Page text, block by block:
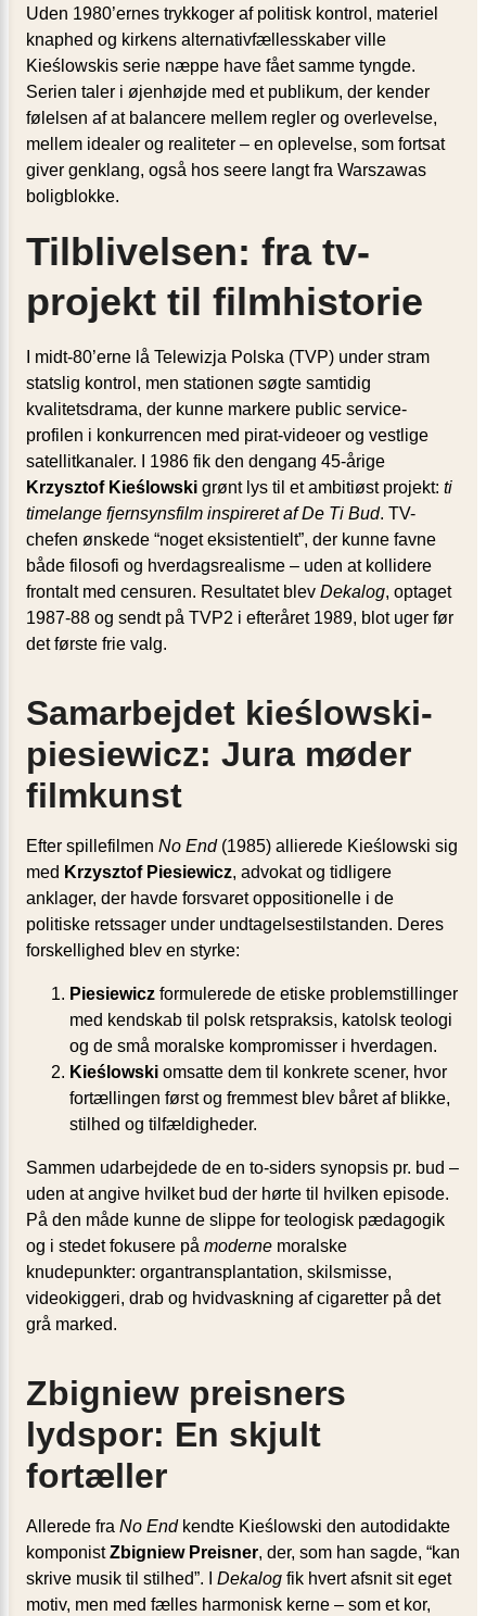
Uden 1980’ernes trykkoger af politisk kontrol, materiel
knaphed og kirkens alternativ­fællesskaber ville
Kieślowskis serie næppe have fået samme tyngde.
Serien taler i øjenhøjde med et publikum, der kender
følelsen af at balancere mellem regler og overlevelse,
mellem idealer og realiteter – en oplevelse, som fortsat
giver genklang, også hos seere langt fra Warszawas
boligblokke.
Tilblivelsen: fra tv-
projekt til filmhistorie
I midt-80’erne lå Telewizja Polska (TVP) under stram
statslig kontrol, men stationen søgte samtidig
kvalitetsdrama, der kunne markere public service-
profilen i konkurrencen med pirat-videoer og vestlige
satellitkanaler. I 1986 fik den dengang 45-årige
Krzysztof Kieślowski grønt lys til et ambitiøst projekt: ti
timelange fjernsynsfilm inspireret af De Ti Bud. TV-
chefen ønskede “noget eksistentielt”, der kunne favne
både filosofi og hverdagsrealisme – uden at kollidere
frontalt med censuren. Resultatet blev Dekalog, optaget
1987-88 og sendt på TVP2 i efteråret 1989, blot uger før
det første frie valg.
Samarbejdet kieślowski-
piesiewicz: Jura møder
filmkunst
Efter spillefilmen No End(1985) allierede Kieślowski sig
med Krzysztof Piesiewicz, advokat og tidligere
anklager, der havde forsvaret oppositionelle i de
politiske retssager under undtagelsestilstanden. Deres
forskellighed blev en styrke:
Piesiewicz formulerede de etiske problemstillinger
med kendskab til polsk retspraksis, katolsk teologi
og de små moralske kompromisser i hverdagen.
Kieślowski omsatte dem til konkrete scener, hvor
fortællingen først og fremmest blev båret af blikke,
stilhed og tilfældigheder.
Sammen udarbejdede de en to-siders synopsis pr. bud –
uden at angive hvilket bud der hørte til hvilken episode.
På den måde kunne de slippe for teologisk pædagogik
og i stedet fokusere på moderne moralske
knudepunkter: organtransplantation, skilsmisse,
videokiggeri, drab og hvidvaskning af cigaretter på det
grå marked.
Zbigniew preisners
lydspor: En skjult
fortæller
Allerede fra No Endkendte Kieślowski den autodidakte
komponistZbigniew Preisner, der, som han sagde, “kan
skrive musik til stilhed”. I Dekalog fik hvert afsnit sit eget
motiv, men med fælles harmonisk kerne – som et kor,